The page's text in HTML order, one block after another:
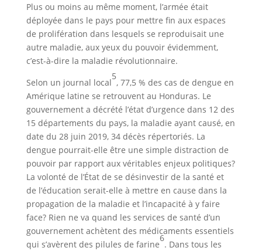
Plus ou moins au même moment, l’armée était
déployée dans le pays pour mettre fin aux espaces
de prolifération dans lesquels se reproduisait une
autre maladie, aux yeux du pouvoir évidemment,
c’est-à-dire la maladie révolutionnaire.
Selon un journal local
5
, 77,5 % des cas de dengue en
Amérique latine se retrouvent au Honduras. Le
gouvernement a décrété l’état d’urgence dans 12 des
15 départements du pays, la maladie ayant causé, en
date du 28 juin 2019, 34 décès répertoriés. La
dengue pourrait-elle être une simple distraction de
pouvoir par rapport aux véritables enjeux politiques?
La volonté de l’État de se désinvestir de la santé et
de l’éducation serait-elle à mettre en cause dans la
propagation de la maladie et l’incapacité à y faire
face? Rien ne va quand les services de santé d’un
gouvernement achètent des médicaments essentiels
qui s’avèrent des pilules de farine
6
. Dans tous les